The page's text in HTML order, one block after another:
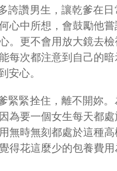
誇讚男生，讓乾爹在
心中所想，會鼓勵他嘗
。更不會用放大鏡去
次都注意到自己的暗
安心。
緊緊拴住，離不開妳。
為要一個女生每天都
無時無刻都處於這種
得花這麼少的包養費